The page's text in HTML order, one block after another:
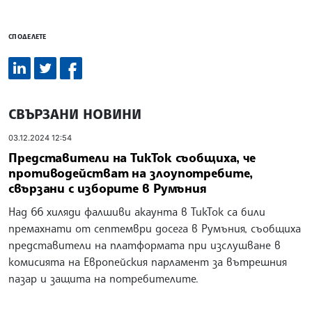
СПОДЕЛЕТЕ
СВЪРЗАНИ НОВИНИ
03.12.2024 12:54
Представители на ТикТок съобщиха, че
противодействат на злоупотребите,
свързани с изборите в Румъния
Над 66 хиляди фалшиви акаунта в ТикТок са били
премахнати от септември досега в Румъния, съобщиха
представители на платформата при изслушване в
комисията на Европейския парламент за вътрешния
пазар и защита на потребителите.